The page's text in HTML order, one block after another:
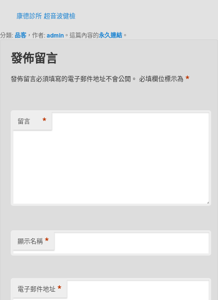
康德診所 超音波健檢
分類: 品客 ，作者:admin 。這篇內容的永久連結 。
發佈留言
發佈留言必須填寫的電子郵件地址不會公開。 必填欄位標示為*
留言 *
顯示名稱 *
電子郵件地址 *